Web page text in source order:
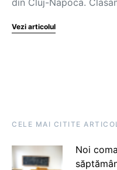
Vezi articolul
CELE MAI CITITE
Noi